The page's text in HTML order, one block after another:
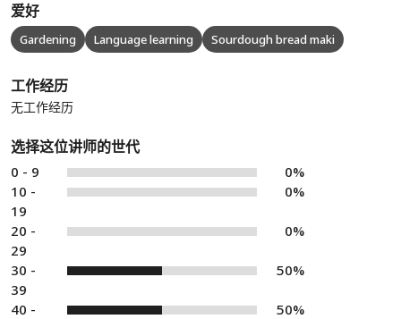
爱好
Gardening Language learning Sourdough bread maki
工作经历
无工作经历
选择这位讲师的世代
0 - 9
0%
10 -
19
0%
20 -
29
0%
30 -
39
50%
40 -
50%